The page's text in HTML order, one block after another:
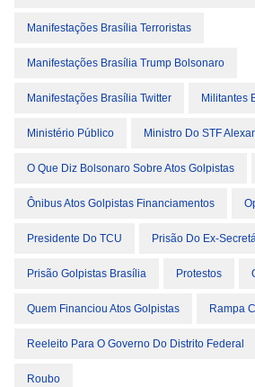
Manifestações Brasília Terroristas
Manifestações Brasília Trump Bolsonaro
Manifestações Brasília Twitter Militantes
Ministério Público Ministro Do STF
O Que Diz Bolsonaro Sobre Atos Golpistas
Ônibus Atos Golpistas Financiamentos
Presidente Do TCU Prisão Do Ex-
Prisão Golpistas Brasília Protestos
Quem Financiou Atos Golpistas Rampa
Reeleito Para O Governo Do Distrito Federal
Roubo